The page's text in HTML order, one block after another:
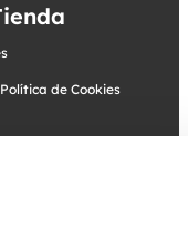
Política de Cookies